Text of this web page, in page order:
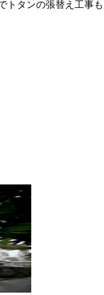
タンの張替え工事